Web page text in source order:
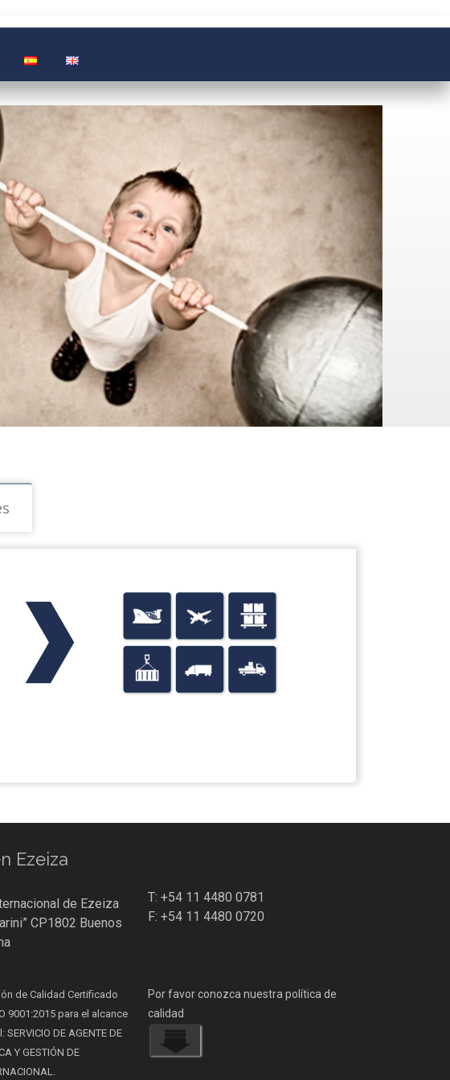
Ezeiza
de Ezeiza
CP1802 Buenos
T: +54 11 4480 0781
F: +54 11 4480 0720
de Calidad Certificado
9001:2015 para el alcance
SERVICIO DE AGENTE DE
Y GESTIÓN DE
Por favor conozca nuestra política de
calidad